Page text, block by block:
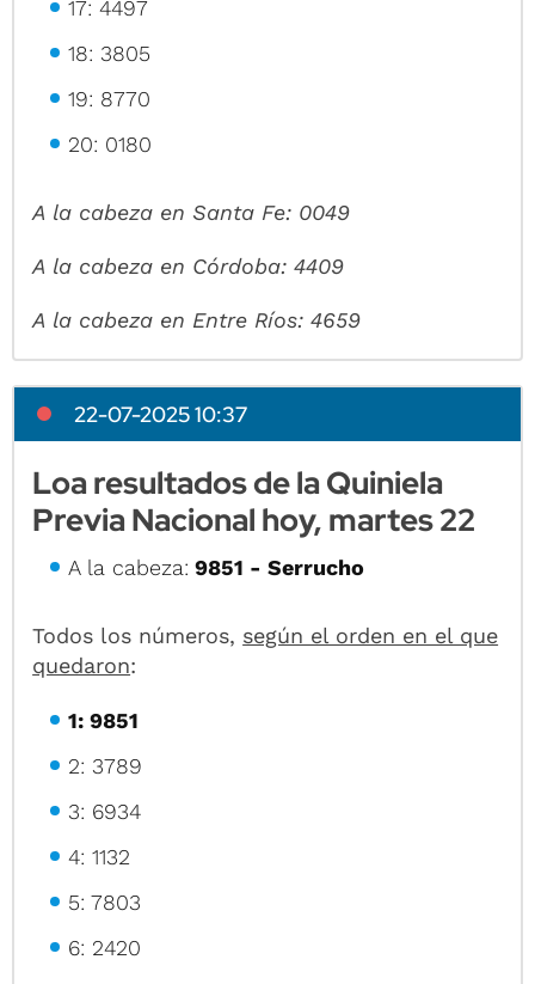
17: 4497
18: 3805
19: 8770
20: 0180
A la cabeza en Santa Fe: 0049
A la cabeza en Córdoba: 4409
A la cabeza en Entre Ríos: 4659
22-07-2025 10:37
Loa resultados de la Quiniela
Previa Nacional hoy, martes 22
A la cabeza: 9851 - Serrucho
Todos los números, según el orden en el que
quedaron:
1: 9851
2: 3789
3: 6934
4: 1132
5: 7803
6: 2420